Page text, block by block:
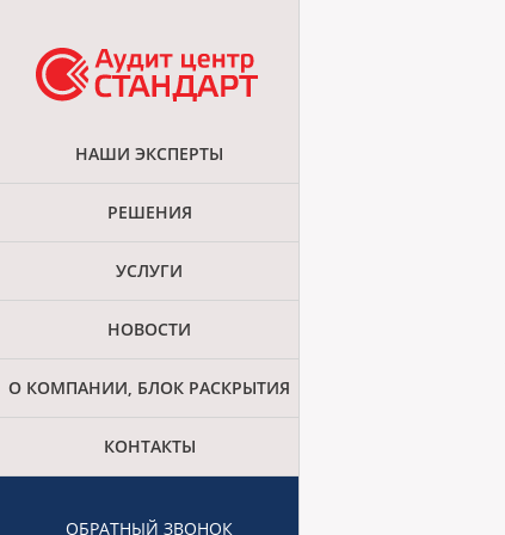
НАШИ ЭКСПЕРТЫ
РЕШЕНИЯ
УСЛУГИ
НОВОСТИ
О КОМПАНИИ, БЛОК РАСКРЫТИЯ
КОНТАКТЫ
ОБРАТНЫЙ ЗВОНОК